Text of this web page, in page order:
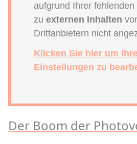
aufgrund Ihrer
zu externen Inhalten
Drittanbietern nicht
Klicken Sie hier um
Einstellungen zu
Der Boom der